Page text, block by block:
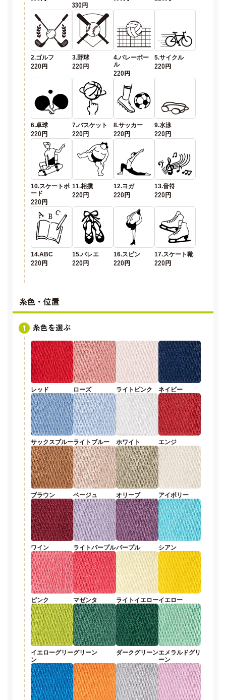
330円
2.ゴルフ
220円
3.野球
220円
4.バレーボー
ル
220円
5.サイクル
220円
6.卓球
220円
7.バスケット
220円
8.サッカー
220円
9.水泳
220円
10.スケートボ
ード
220円
11.相撲
220円
12.ヨガ
220円
13.音符
220円
14.ABC
220円
15.バレエ
220円
16.スピン
220円
17.スケート靴
220円
糸色・位置
糸色を選ぶ
レッド ローズ ライトピンク ネイビー
サックスブルーライトブルー ホワイト エンジ
ブラウン ベージュ オリーブ アイボリー
ワイン ライトパープルパープル シアン
ピンク マゼンタ ライトイエローイエロー
イエローグリー
ン
グリーン ダークグリーンエメラルドグリ
ーン